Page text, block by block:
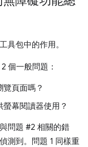
具包中的作用。
個一般問題：
覽頁面嗎？
幕閱讀器使用？
問題 #2 相關的錯
測到。問題 1 同樣重